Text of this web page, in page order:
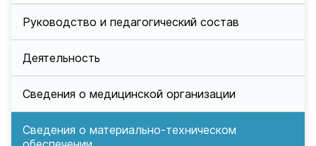
Руководство и педагогический состав
Деятельность
Сведения о медицинской организации
Сведения о материально-техническом